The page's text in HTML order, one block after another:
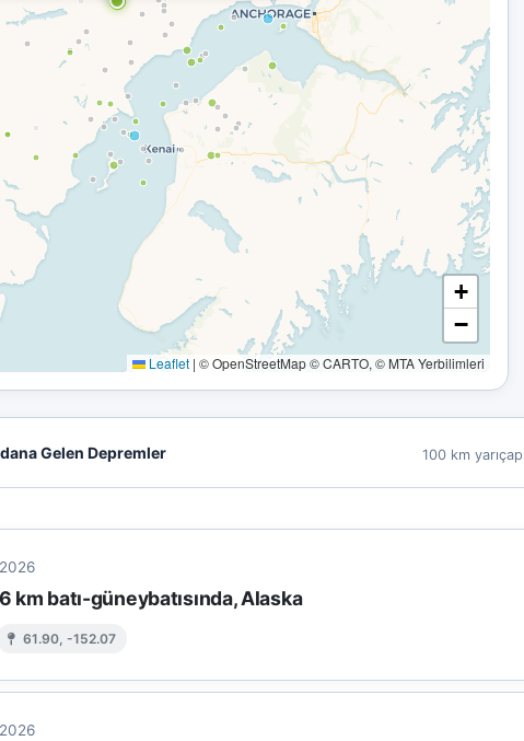
+
−
Leaflet | © OpenStreetMap © CARTO, © MTA Yerbilimleri
Gelen Depremler 100 km
km batı-güneybatısında, Alaska
61.90, -152.07